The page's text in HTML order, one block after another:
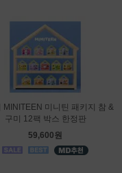
MINITEEN 미니틴 패키지 참 &
구미 12팩 박스 한정판
59,600원